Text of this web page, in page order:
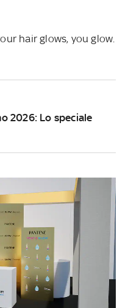
hair glows, you glow.
2026: Lo speciale